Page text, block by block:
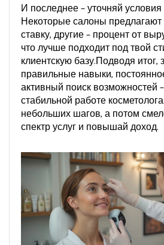
И последнее – уточняй условия
Некоторые салоны
ставку, другие – процент от
что лучше подходит под твой
клиентскую базу.Подводя итог,
правильные навыки,
активный поиск возможностей
стабильной работе
небольших шагов, а потом
спектр услуг и повышай доход.